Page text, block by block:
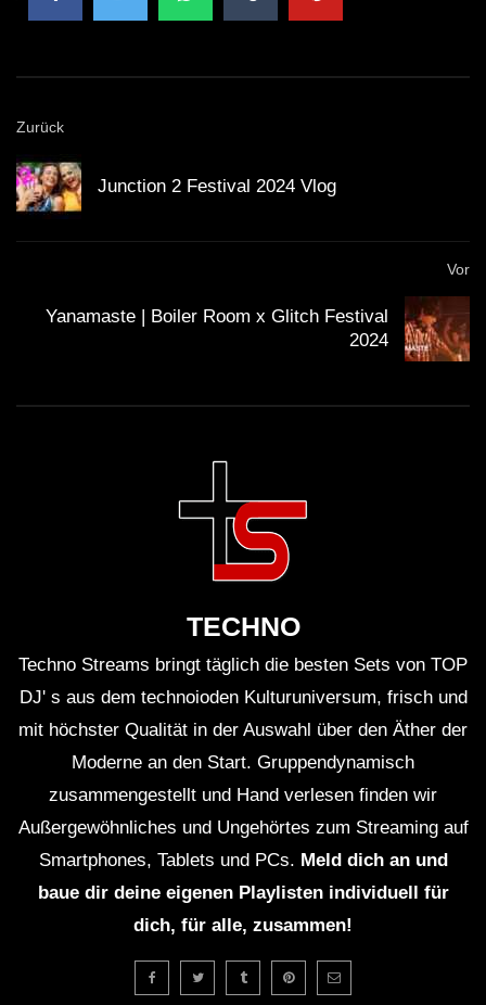
Obwohl David Guetta unbestreitbaren Erfolg genießt,
kommerziell geworden undauthentische elektronische
Musikin den Hintergrund gedrängt wurde. Die Frage ist
oft, ob der Drang, Hits zu produzieren, seine kreative
Die Präsenz von Star-Kollaborationen in seinen Tracks
wird ebenfalls hinterfragt. Sind diese Kooperationen
Diese Debatte ergibt sich oft, wenn DJs sich weiter
elektronischen Musik entfernen.
Zudem werfen einige Beobachter die Frage auf, wie
verändernden Musiklandschaft bleiben kann. Mit der
ständig wachsenden Anzahl von neuen Talenten und
Musikstilen könnte die Konkurrenz in der Zukunft eine
ernsthafte Herausforderung darstellen.
Das Fazit: Ein unvergesslicher
Abend
David Guetta’s Performance beim Tomorrowland 2019
war nicht nur ein musikalisches Highlight, sondern auch
ein beeindruckendes Spektakel, das viele
unvergessliche Erinnerungen schuf. Trotz der
Zurück
Junction 2 Festival 2024 Vlog
Vor
Yanamaste | Boiler Room x Glitch Festival
2024
TECHNO
Techno Streams bringt täglich die besten Sets von TOP
DJ' s aus dem technoioden Kulturuniversum, frisch und
mit höchster Qualität in der Auswahl über den Äther der
Moderne an den Start. Gruppendynamisch
zusammengestellt und Hand verlesen finden wir
Außergewöhnliches und Ungehörtes zum Streaming auf
Smartphones, Tablets und PCs. Meld dich an und
baue dir deine eigenen Playlisten individuell für
dich, für alle, zusammen!